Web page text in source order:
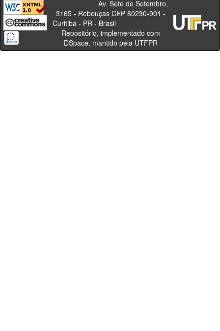
Av. Sete de Setembro,
3165 - Rebouças CEP 80230-901 -
Curitiba - PR - Brasil
Repositório, implementado com
DSpace, mantido pela UTFPR